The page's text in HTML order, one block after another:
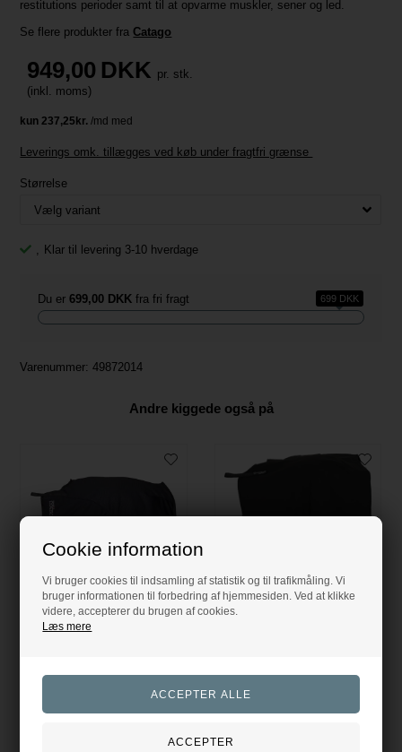
Cookie information
Vi bruger cookies til indsamling af statistik og til trafikmåling. Vi
bruger informationen til forbedring af hjemmesiden. Ved at klikke
videre, accepterer du brugen af cookies.
Læs mere
restitutions perioder samt til at opvarme muskler, sener og led.
Se flere produkter fra Catago
949,00 DKK pr. stk.
(inkl. moms)
Leverings omk. tillægges ved køb under fragtfri grænse
Størrelse
, Klar til levering 3-10 hverdage
Du er699,00 DKK fra fri fragt 699 DKK
Varenummer:49872014
Andre kiggede også på
949,00 DKK
Evt. leverings omk. tilægges
2.299,00 DKK
Evt. leverings omk. tilægges